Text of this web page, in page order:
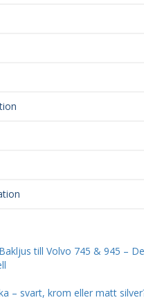
till Volvo 745 & 945 –
– svart, krom eller matt